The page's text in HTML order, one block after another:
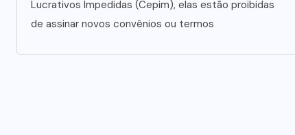
Lucrativos Impedidas (Cepim), elas estão proibidas
de assinar novos convênios ou termos